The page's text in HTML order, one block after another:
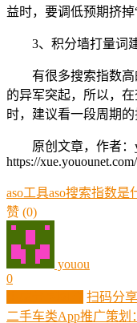
益时，要调低预期挤掉
3、积分墙打量词
有很多搜索指数
的异军突起，所以，
时，建议看一段周期
原创文章，作者：
https://
aso工具aso搜索指数是
赞 (0)
youou
0
扫码分
二手车类App推广策划